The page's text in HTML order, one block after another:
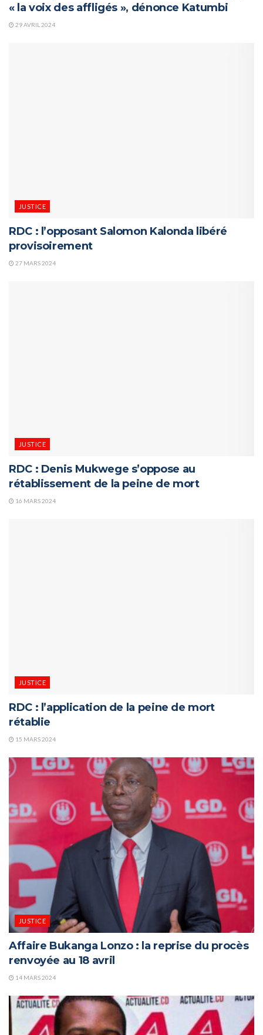
« la voix des affligés », dénonce Katumbi
29 AVRIL 2024
JUSTICE
RDC : l’opposant Salomon Kalonda libéré
provisoirement
27 MARS 2024
JUSTICE
RDC : Denis Mukwege s’oppose au
rétablissement de la peine de mort
16 MARS 2024
JUSTICE
RDC : l’application de la peine de mort
rétablie
15 MARS 2024
JUSTICE
Affaire Bukanga Lonzo : la reprise du procès
renvoyée au 18 avril
14 MARS 2024